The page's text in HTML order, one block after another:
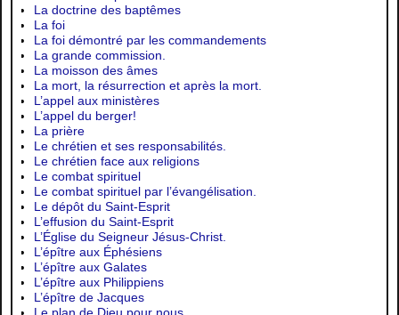
La doctrine des baptêmes
La foi
La foi démontré par les commandements
La grande commission.
La moisson des âmes
La mort, la résurrection et après la mort.
L’appel aux ministères
L’appel du berger!
La prière
Le chrétien et ses responsabilités.
Le chrétien face aux religions
Le combat spirituel
Le combat spirituel par l’évangélisation.
Le dépôt du Saint-Esprit
L’effusion du Saint-Esprit
L’Église du Seigneur Jésus-Christ.
L’épître aux Éphésiens
L’épître aux Galates
L’épître aux Philippiens
L’épître de Jacques